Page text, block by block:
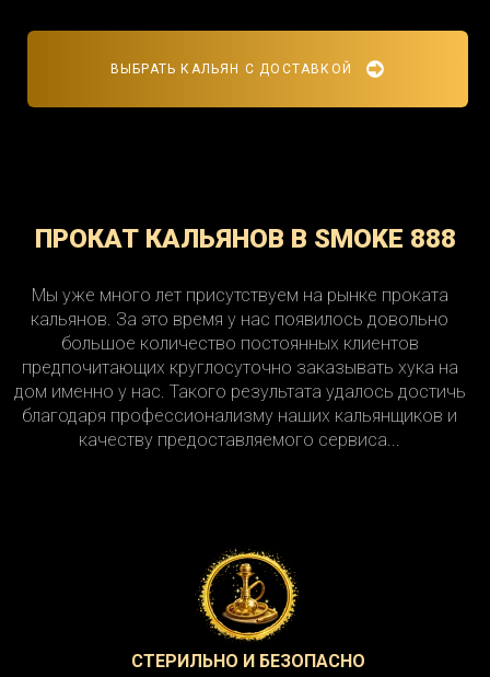
ВЫБРАТЬ КАЛЬЯН С ДОСТАВКОЙ
ПРОКАТ КАЛЬЯНОВ В SMOKE 888
Мы уже много лет присутствуем на рынке проката
кальянов. За это время у нас появилось довольно
большое количество постоянных клиентов
предпочитающих круглосуточно заказывать хука на
дом именно у нас. Такого результата удалось достичь
благодаря профессионализму наших кальянщиков и
качеству предоставляемого сервиса...
СТЕРИЛЬНО И БЕЗОПАСНО